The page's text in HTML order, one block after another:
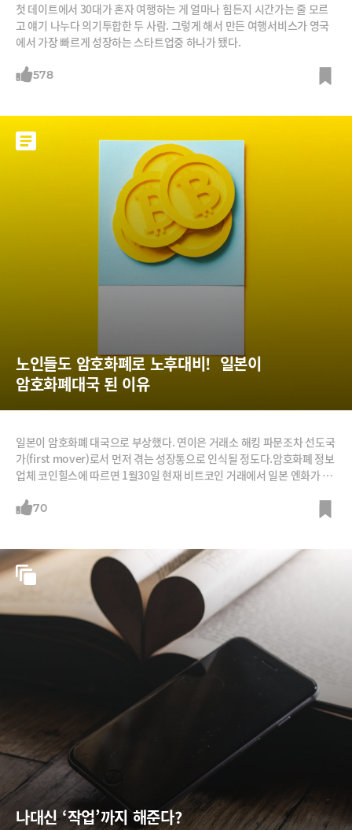
첫 데이트에서 30대가 혼자 여행하는 게 얼마나 힘든지 시간가는 줄 모르
고 얘기 나누다 의기투합한 두 사람. 그렇게 해서 만든 여행서비스가 영국
에서 가장 빠르게 성장하는 스타트업중 하나가 됐다.
578
노인들도 암호화폐로 노후대비!  일본이
암호화폐대국 된 이유
일본이 암호화폐 대국으로 부상했다. 연이은 거래소 해킹 파문조차 선도국
가(first mover)로서 먼저 겪는 성장통으로 인식될 정도다.암호화폐 정보
업체 코인힐스에 따르면 1월30일 현재 비트코인 거래에서 일본 엔화가 차
1%), 러시아 루블(0.93%)이 뒤따라 5위권에 들었다.최근 해킹 파문을 일
양하다"며 일본인들의
70
나대신 ‘작업’까지 해준다?